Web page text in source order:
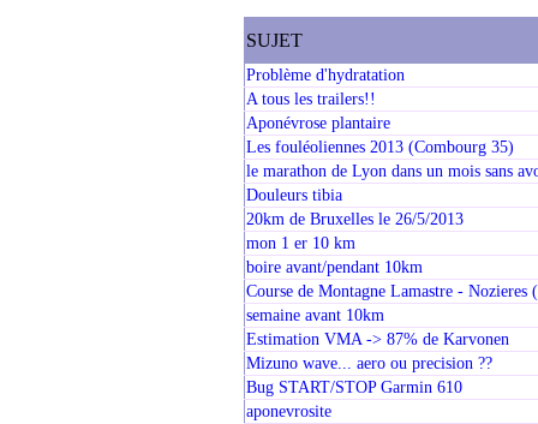
SUJET
Problème d'hydratation
A tous les trailers!!
Aponévrose plantaire
Les fouléoliennes 2013 (Combourg 35)
le marathon de Lyon dans un mois sans
Douleurs tibia
20km de Bruxelles le 26/5/2013
mon 1 er 10 km
boire avant/pendant 10km
Course de Montagne Lamastre - Nozieres
semaine avant 10km
Estimation VMA -> 87% de Karvonen
Mizuno wave... aero ou precision ??
Bug START/STOP Garmin 610
aponevrosite